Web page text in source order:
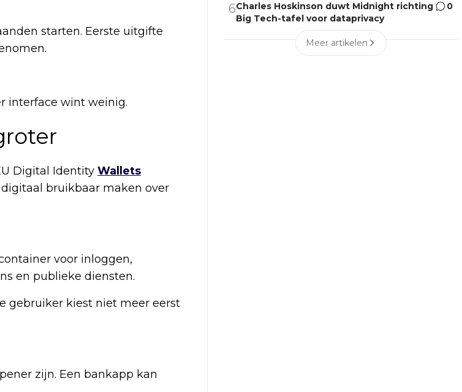
starten. Eerste uitgifte
interface wint weinig.
Digital Identity Wallets
bruikbaar maken over
voor inloggen,
en publieke diensten.
gebruiker kiest niet meer eerst
zijn. Een bankapp kan
6Charles Hoskinson duwt Midnight richting
Big Tech-tafel voor dataprivacy
0
Meer artikelen